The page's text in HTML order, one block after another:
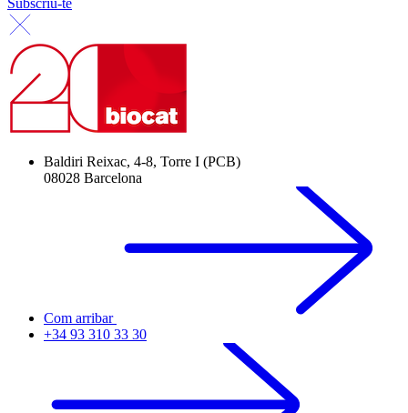
Subscriu-te
Baldiri Reixac, 4-8, Torre I (PCB)
08028 Barcelona
Com arribar
+34 93 310 33 30